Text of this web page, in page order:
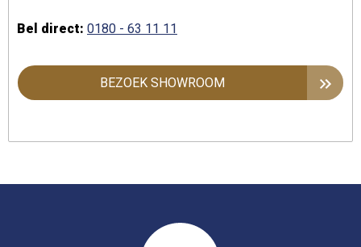
Bel direct: 0180 - 63 11 11
BEZOEK SHOWROOM